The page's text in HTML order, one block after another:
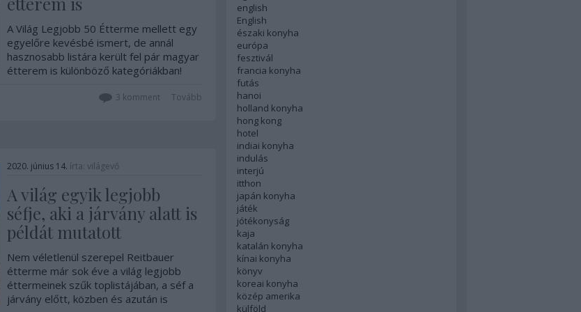
A Világ Legjobb 50 Étterme mellett egy
egyelőre kevésbé ismert, de annál
hasznosabb listára került fel pár magyar
étterem is különböző kategóriákban!
Tovább
3 komment
2020. június 14. írta: világevő
A világ egyik legjobb
séfje, aki a járvány alatt is
példát mutatott
Nem véletlenül szerepel Reitbauer
étterme már sok éve a világ legjobb
éttermeinek szűk toplistájában, a séf a
járvány előtt, közben és azután is
english
English
északi konyha
európa
fesztivál
francia konyha
futás
hanoi
holland konyha
hong kong
hotel
indiai konyha
indulás
interjú
itthon
japán konyha
játék
jótékonyság
kaja
katalán konyha
kínai konyha
könyv
koreai konyha
közép amerika
külföld